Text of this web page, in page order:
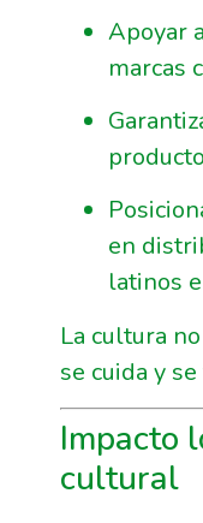
Apoyar
marcas
producto
en
latinos
La cultura
se cuida y
Impacto
cultural